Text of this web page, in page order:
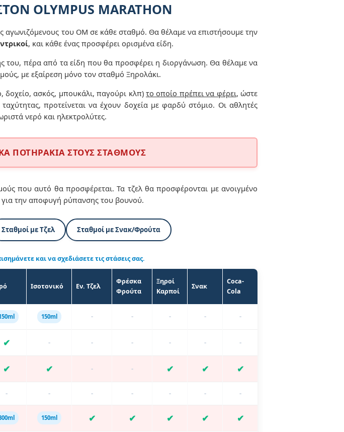
OLYMPUS MARATHON
του ΟΜ σε κάθε σταθμό. Θα θέλαμε να επιστήσουμε την
, και κάθε ένας προσφέρει ορισμένα είδη.
του, πέρα από τα είδη που θα προσφέρει η διοργάνωση. Θα θέλαμε να
με εξαίρεση μόνο τον σταθμό Ξηρολάκι.
δοχείο, ασκός, μπουκάλι, παγούρι κλπ)το οποίο πρέπει να φέρει, ώστε
προτείνεται να έχουν δοχεία με φαρδύ στόμιο. Οι αθλητές
νερό και ηλεκτρολύτες.
ΠΟΤΗΡΑΚΙΑ ΣΤΟΥΣ ΣΤΑΘΜΟΥΣ
που αυτό θα προσφέρεται. Τα τζελ θα προσφέρονται με ανοιγμένο
την αποφυγή ρύπανσης του βουνού.
Σταθμοί με Τζελ Σταθμοί με Σνακ/Φρούτα
και να σχεδιάσετε τις στάσεις σας.
Ισοτονικό Εν. Τζελ
Φρέσκα
Φρούτα
Ξηροί
Καρποί
Σνακ
Coca-
Cola
150ml - - - - -
✔ - - - - - -
✔ ✔ - - ✔ ✔ ✔
- - - - - - -
150ml ✔ ✔ ✔ ✔ ✔